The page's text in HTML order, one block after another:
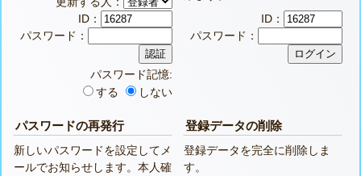
ID：
パスワード：
パスワード記憶:
する
しない
ID：
パスワード：
パスワードの再発行
新しいパスワードを設定してメ
ールでお知らせします。本人確
登録データの削除
登録データを完全に削除しま
す。